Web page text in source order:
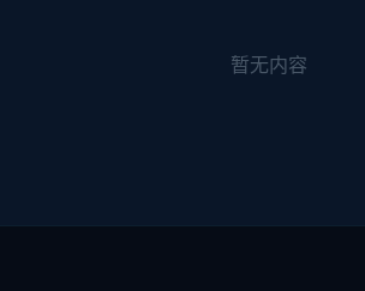
暂无内容